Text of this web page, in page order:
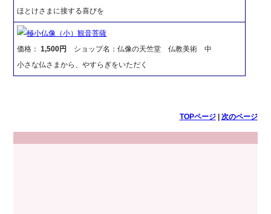
ほとけさまに接する喜びを
極小仏像（小）観音菩薩
価格：1,500円
ショップ名：仏像の天竺堂 仏教美術 中
小さな仏さまから、やすらぎをいただく
TOPページ| 次のページ